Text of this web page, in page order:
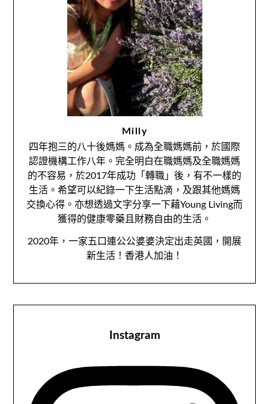
Milly
四年抱三的八十後媽媽。成為全職媽媽前，於國際
認證機構工作八年。完全明白在職媽媽及全職媽媽
的不容易，於2017年成功「轉職」後，有不一樣的
生活。希望可以紀錄一下生活點滴，及跟其他媽媽
交換心得。亦想透過文字分享一下藉Young Living而
獲得的健康零藥且財務自由的生活。
2020年，一家五口連公公婆婆決定出走英國，開展
新生活！香港人加油！
Instagram